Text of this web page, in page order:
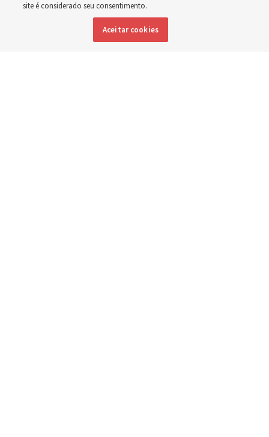
site é considerado seu consentimento.
Aceitar cookies